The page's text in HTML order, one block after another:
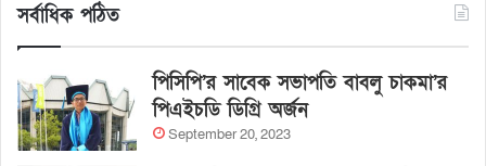
সর্বাধিক পঠিত
পিসিপি’র সাবেক সভাপতি বাবলু চাকমা’র
পিএইচডি ডিগ্রি অর্জন
September 20, 2023